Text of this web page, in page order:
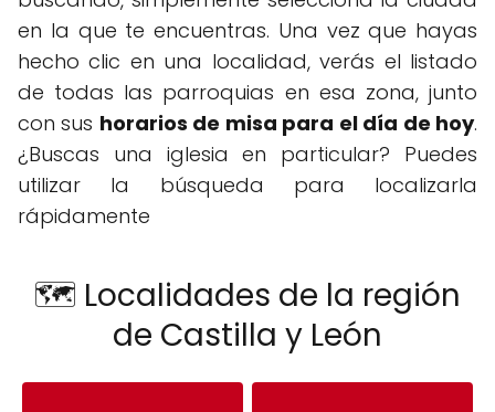
en la que te encuentras. Una vez que hayas
hecho clic en una localidad, verás el listado
de todas las parroquias en esa zona, junto
con sus horarios de misa para el día de hoy.
¿Buscas una iglesia en particular? Puedes
utilizar la búsqueda para localizarla
rápidamente
🗺️ Localidades de la región
de Castilla y León